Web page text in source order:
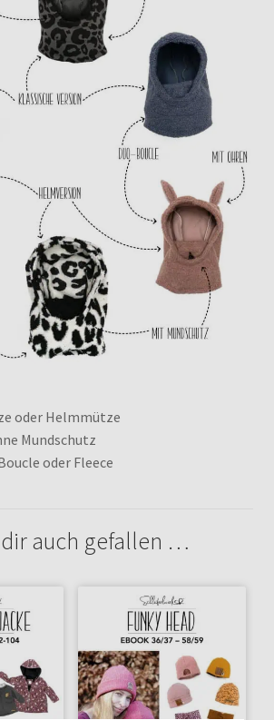
oder Helmmütze
Mundschutz
oder Fleece
auch gefallen …